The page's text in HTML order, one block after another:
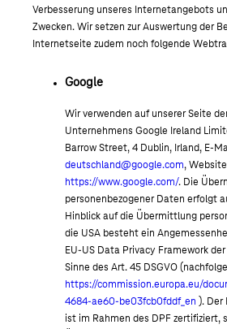
Verbesserung unseres Internetangebots
Zwecken. Wir setzen zur Auswertung der
Internetseite zudem noch folgende
Google
Wir verwenden auf unserer Seite
Unternehmens Google Ireland
Barrow Street, 4 Dublin, Irland, E-
deutschland@google.com,
https://www.google.com/. Die
personenbezogener Daten erfolgt
Hinblick auf die Übermittlung
die USA besteht ein
EU-US Data Privacy Framework
Sinne des Art. 45 DSGVO
https://commission.europa.eu/
4684-ae60-be03fcb0fddf_en ).
ist im Rahmen des DPF zertifiziert,